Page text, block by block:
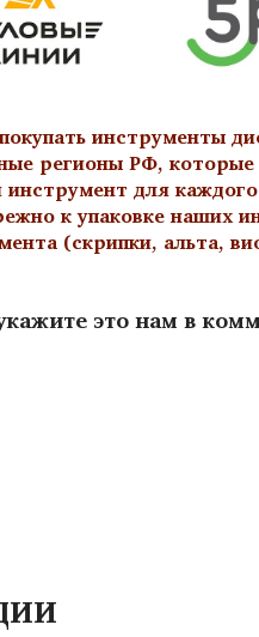
инструменты
регионы РФ,
для
к упаковке наших
(скрипки, альта,
это нам в